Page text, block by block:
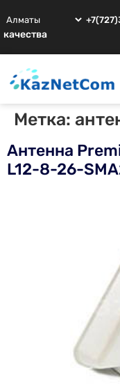
качества
Метка:
Антенна
L12-8-26-